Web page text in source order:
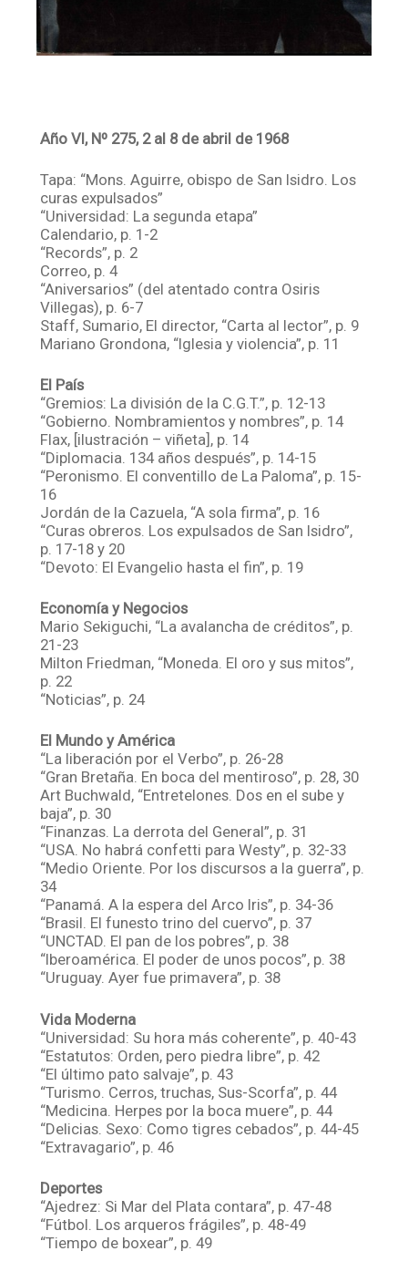
Año VI, Nº 275, 2 al 8 de abril de 1968
Tapa: “Mons. Aguirre, obispo de San Isidro. Los
curas expulsados”
“Universidad: La segunda etapa”
Calendario, p. 1-2
“Records”, p. 2
Correo, p. 4
“Aniversarios” (del atentado contra Osiris
Villegas), p. 6-7
Staff, Sumario, El director, “Carta al lector”, p. 9
Mariano Grondona, “Iglesia y violencia”, p. 11
El País
“Gremios: La división de la C.G.T.”, p. 12-13
“Gobierno. Nombramientos y nombres”, p. 14
Flax, [ilustración – viñeta], p. 14
“Diplomacia. 134 años después”, p. 14-15
“Peronismo. El conventillo de La Paloma”, p. 15-
16
Jordán de la Cazuela, “A sola firma”, p. 16
“Curas obreros. Los expulsados de San Isidro”,
p. 17-18 y 20
“Devoto: El Evangelio hasta el fin”, p. 19
Economía y Negocios
Mario Sekiguchi, “La avalancha de créditos”, p.
21-23
Milton Friedman, “Moneda. El oro y sus mitos”,
p. 22
“Noticias”, p. 24
El Mundo y América
“La liberación por el Verbo”, p. 26-28
“Gran Bretaña. En boca del mentiroso”, p. 28, 30
Art Buchwald, “Entretelones. Dos en el sube y
baja”, p. 30
“Finanzas. La derrota del General”, p. 31
“USA. No habrá confetti para Westy”, p. 32-33
“Medio Oriente. Por los discursos a la guerra”, p.
34
“Panamá. A la espera del Arco Iris”, p. 34-36
“Brasil. El funesto trino del cuervo”, p. 37
“UNCTAD. El pan de los pobres”, p. 38
“Iberoamérica. El poder de unos pocos”, p. 38
“Uruguay. Ayer fue primavera”, p. 38
Vida Moderna
“Universidad: Su hora más coherente”, p. 40-43
“Estatutos: Orden, pero piedra libre”, p. 42
“El último pato salvaje”, p. 43
“Turismo. Cerros, truchas, Sus-Scorfa”, p. 44
“Medicina. Herpes por la boca muere”, p. 44
“Delicias. Sexo: Como tigres cebados”, p. 44-45
“Extravagario”, p. 46
Deportes
“Ajedrez: Si Mar del Plata contara”, p. 47-48
“Fútbol. Los arqueros frágiles”, p. 48-49
“Tiempo de boxear”, p. 49